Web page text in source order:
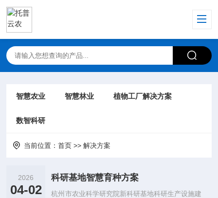
智慧农业 智慧林业 植物工厂解决方案
数智科研
当前位置：首页 >>解决方案
2026
04-02
科研基地智慧育种方案
杭州市农业科学研究院新科研基地科研生产设施建